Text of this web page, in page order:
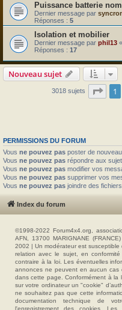
Puissance batterie
Dernier message par
Réponses : 5
Isolation et mobilier
Dernier message par phil13 «
Réponses : 17
Nouveau sujet
3018 sujets Page
1
PERMISSIONS DU FORUM
Vous ne pouvez pas poster de
Vous ne pouvez pas répondre aux
Vous ne pouvez pas modifier vos
Vous ne pouvez pas supprimer vos
Vous ne pouvez pas joindre des fichiers
Index du forum
©1998-2022 Forum4x4.org,
AFN, 13700 MARIGNANE
2002 | Un modérateur est
relation avec le sujet, en
contraire à la loi. Les éventuelles
annonces ne peuvent en aucun cas
dans cette page. Conformément à la
sur votre ordinateur un "cookie"
ne souhaitez pas que cette
documentation technique de
l'enregistrement des cookies.